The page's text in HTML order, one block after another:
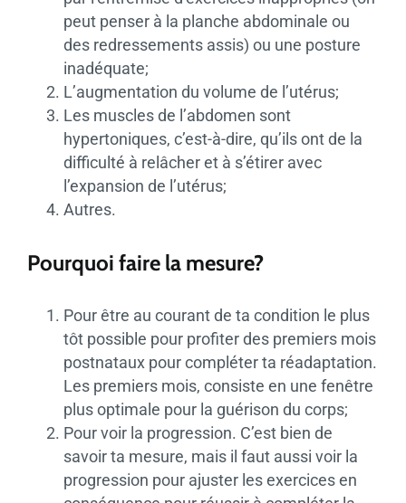
peut penser à la planche abdominale ou
des redressements assis) ou une posture
inadéquate;
L’augmentation du volume de l’utérus;
Les muscles de l’abdomen sont
hypertoniques, c’est-à-dire, qu’ils ont de la
difficulté à relâcher et à s’étirer avec
l’expansion de l’utérus;
Autres.
Pourquoi faire la mesure?
Pour être au courant de ta condition le plus
tôt possible pour profiter des premiers mois
postnataux pour compléter ta réadaptation.
Les premiers mois, consiste en une fenêtre
plus optimale pour la guérison du corps;
Pour voir la progression. C’est bien de
savoir ta mesure, mais il faut aussi voir la
progression pour ajuster les exercices en